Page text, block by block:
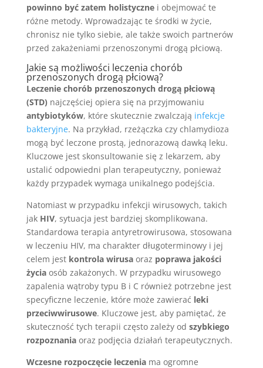
powinno być zatem holistycznei obejmować te
różne metody. Wprowadzając te środki w życie,
chronisz nie tylko siebie, ale także swoich partnerów
przed zakażeniami przenoszonymi drogą płciową.
Jakie są możliwości leczenia chorób
przenoszonych drogą płciową?
Leczenie chorób przenoszonych drogą płciową
(STD) najczęściej opiera się na przyjmowaniu
antybiotyków, które skutecznie zwalczają infekcje
bakteryjne. Na przykład, rzeżączka czy chlamydioza
mogą być leczone prostą, jednorazową dawką leku.
Kluczowe jest skonsultowanie się z lekarzem, aby
ustalić odpowiedni plan terapeutyczny, ponieważ
każdy przypadek wymaga unikalnego podejścia.
Natomiast w przypadku infekcji wirusowych, takich
jak HIV, sytuacja jest bardziej skomplikowana.
Standardowa terapia antyretrowirusowa, stosowana
w leczeniu HIV, ma charakter długoterminowy i jej
celem jest kontrola wirusaoraz poprawa jakości
życiaosób zakażonych. W przypadku wirusowego
zapalenia wątroby typu B i C również potrzebne jest
specyficzne leczenie, które może zawierać leki
przeciwwirusowe. Kluczowe jest, aby pamiętać, że
skuteczność tych terapii często zależy od szybkiego
rozpoznaniaoraz podjęcia działań terapeutycznych.
Wczesne rozpoczęcie leczeniama ogromne